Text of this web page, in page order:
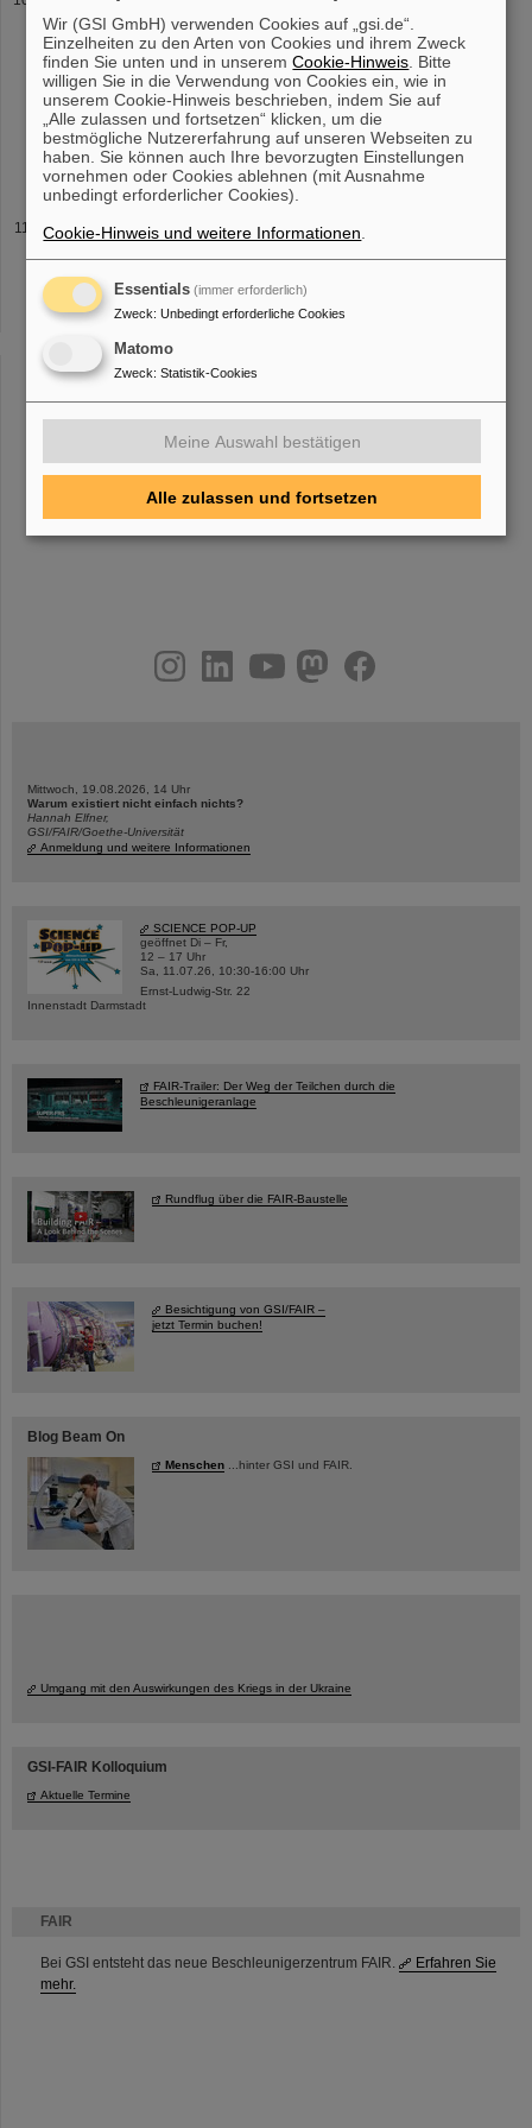
FAIR
Bei GSI entsteht das neue Beschleunigerzentrum FAIR.
Erfahren Sie
mehr.
N 2 @ 90 MeV/u revealed three processes, each characterized by
a unique shape of the electron cusp [1]: The process of electron
loss to continuum (ELC) corresponds to the ionization of an
electron from [...] are currently under consideration [8].
References / Selected Publications # Title Author Reference
Forward-angle electron spectroscopy in heavy-ion atom collisions
studied at the ESR P-M. Hillenbrand
Target Entwicklung
droplets. References [1] Energy loss and cooling of relativistic
highly charged uranium ions interacting with an internal hydrogen
droplet target beam ; Nucl. Instrum. Meth. A 656,
Petridis, [...] efficiency make them indispensable tools for cutting-
edge research in atomic and nuclear physics. Figure
layout of the internal gas-jet. Water and cryogenic liquid jets Liquid
jets are formed by
youtubehelmholtz.socialfacebook
Mittwoch, 19.08.2026, 14 Uhr
Warum existiert nicht einfach nichts?
Hannah Elfner,
GSI/FAIR/Goethe-Universität
Anmeldung und weitere Informationen
SCIENCE POP-UP
geöffnet Di – Fr,
12 – 17 Uhr
Sa, 11.07.26, 10:30-16:00 Uhr
Ernst-Ludwig-Str. 22
Innenstadt Darmstadt
FAIR-Trailer: Der Weg der Teilchen durch die
Beschleunigeranlage
Rundflug über die FAIR-Baustelle
Besichtigung von GSI/FAIR –
jetzt Termin buchen!
Blog Beam On
Menschen ...hinter GSI und FAIR.
Umgang mit den Auswirkungen des Kriegs in der Ukraine
GSI-FAIR Kolloquium
Aktuelle Termine
Wir (GSI GmbH) verwenden Cookies auf „gsi.de“.
Einzelheiten zu den Arten von Cookies und ihrem Zweck
finden Sie unten und in unseremCookie-Hinweis . Bitte
willigen Sie in die Verwendung von Cookies ein, wie in
unserem Cookie-Hinweis beschrieben, indem Sie auf
„Alle zulassen und fortsetzen“ klicken, um die
bestmögliche Nutzererfahrung auf unseren Webseiten zu
haben. Sie können auch Ihre bevorzugten Einstellungen
vornehmen oder Cookies ablehnen (mit Ausnahme
unbedingt erforderlicher Cookies).
Cookie-Hinweis und weitere Informationen
Essentials (immer erforderlich)
Zweck: Unbedingt erforderliche Cookies
Matomo
Zweck: Statistik-Cookies
Meine Auswahl bestätigen
Alle zulassen und fortsetzen